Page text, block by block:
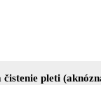
čistenie pleti